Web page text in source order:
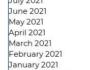
June 2021
May 2021
April 2021
March 2021
February 2021
January 2021